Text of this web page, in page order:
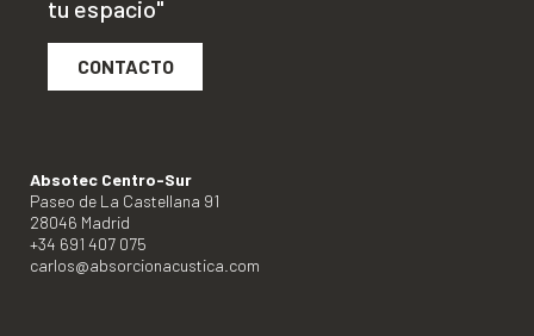
tu espacio"
CONTACTO
Absotec Centro-Sur
Paseo de La Castellana 91
28046 Madrid
+34 691 407 075
carlos@absorcionacustica.com